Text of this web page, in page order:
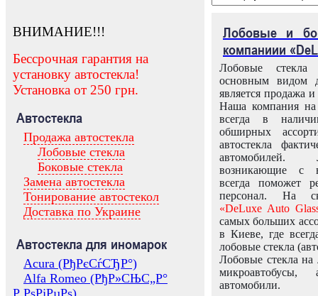
ВНИМАНИЕ!!!
Бессрочная гарантия на
установку автостекла!
Установка от 250 грн.
Автостекла
Продажа автостекла
Лобовые стекла
Боковые стекла
Замена автостекла
Тонирование автостекол
Доставка по Украине
Автостекла для иномарок
Acura (РђРєСѓСЂР°)
Alfa Romeo (РђР»СЊС„Р°
Р РѕРјРµРѕ)
Лобовые и
компаниии
Лобовые
основным видом
является продажа и
Наша компания на
всегда в
обширных
автостекла
возникающие с
всегда поможет
персонал. На
«DeLuxe Auto
самых больших
в Киеве, где
лобовые стекла
Лобовые стекла на
микроавтобусы,
автомобили.